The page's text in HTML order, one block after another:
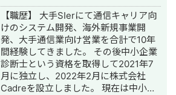
【職歴】 大手SIerにて通信キャリア向
けのシステム開発、海外新規事業開
発、大手通信業向け営業を合計で10年
間経験してきました。 その後中小企業
診断士という資格を取得して2021年7
月に独立し、2022年2月に株式会社
Cadreを設立しました。 現在は中小企